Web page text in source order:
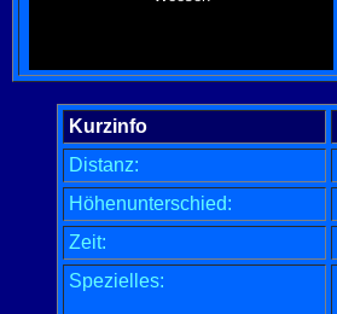
Kurzinfo
Distanz:
Höhenunterschied:
Zeit:
Spezielles: